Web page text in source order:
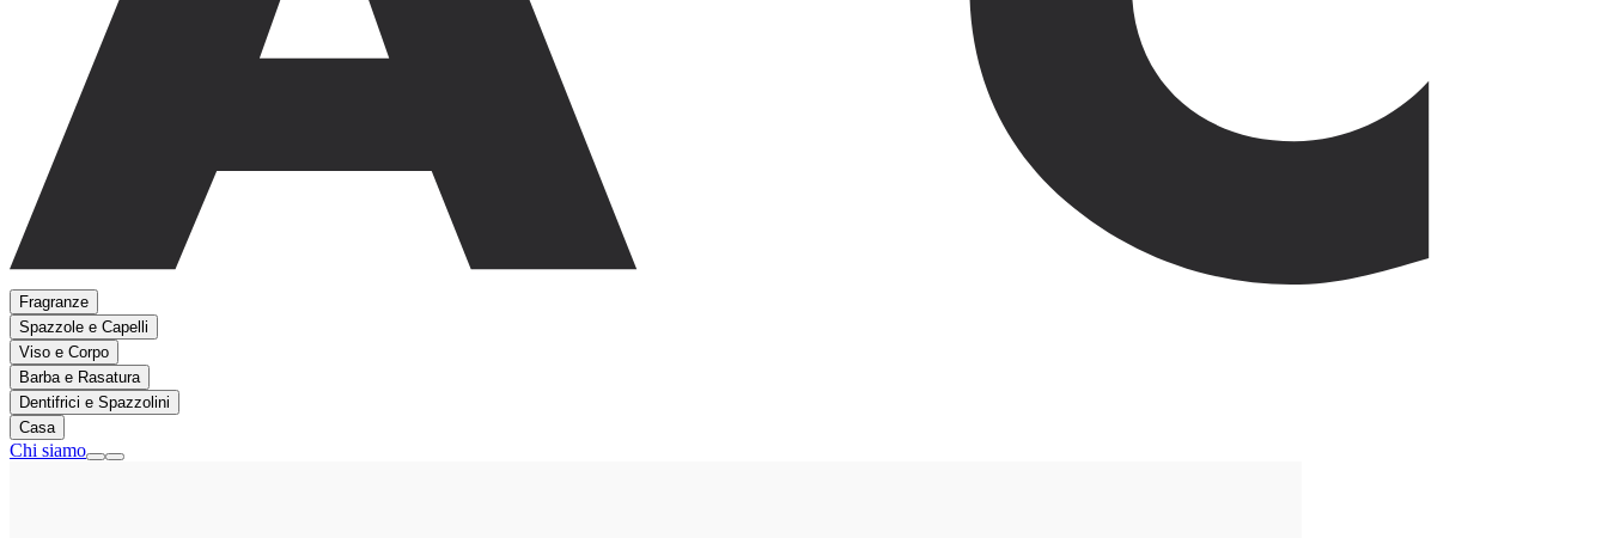
Fragranze
Spazzole e Capelli
Viso e Corpo
Barba e Rasatura
Dentifrici e Spazzolini
Casa
Chi siamo